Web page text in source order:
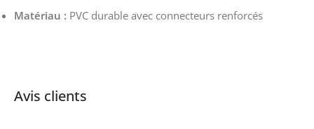
Matériau : PVC durable avec connecteurs renforcés
Avis clients